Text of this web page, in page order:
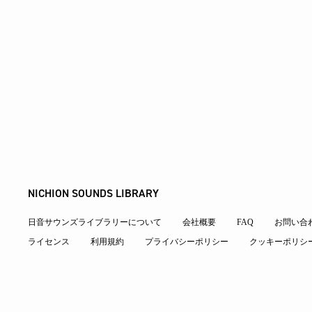
NICHION SOUNDS LIBRARY
日音サウンズライブラリーについて 会社概要 FAQ
お問い合
ライセンス
利用規約 プライバシーポリシー クッキーポリシ